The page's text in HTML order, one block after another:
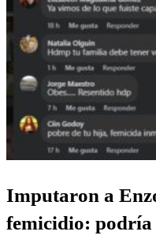
Imputaron a
femicidio: